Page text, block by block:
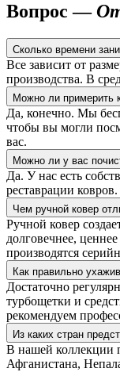
Вопрос —
Сколько времени
Все зависит от
производства. В
Можно ли примерить
Да, конечно. Мы
чтобы вы могли
вас.
Можно ли у вас
Да. У нас есть
реставрации ковров.
Чем ручной ковер
Ручной ковер
долговечнее,
производятся
Как правильно
Достаточно
турбощетки и
рекомендуем
Из каких стран
В нашей коллекции
Афганистана,